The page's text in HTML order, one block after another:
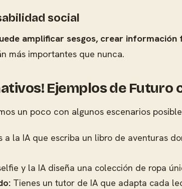
social
amplificar sesgos, crear
más importantes que nunca.
Ejemplos de Futuro
un poco con algunos escenarios
a la IA que escriba un libro de aventuras
y la IA diseña una colección de ropa
Tienes un tutor de IA que adapta cada